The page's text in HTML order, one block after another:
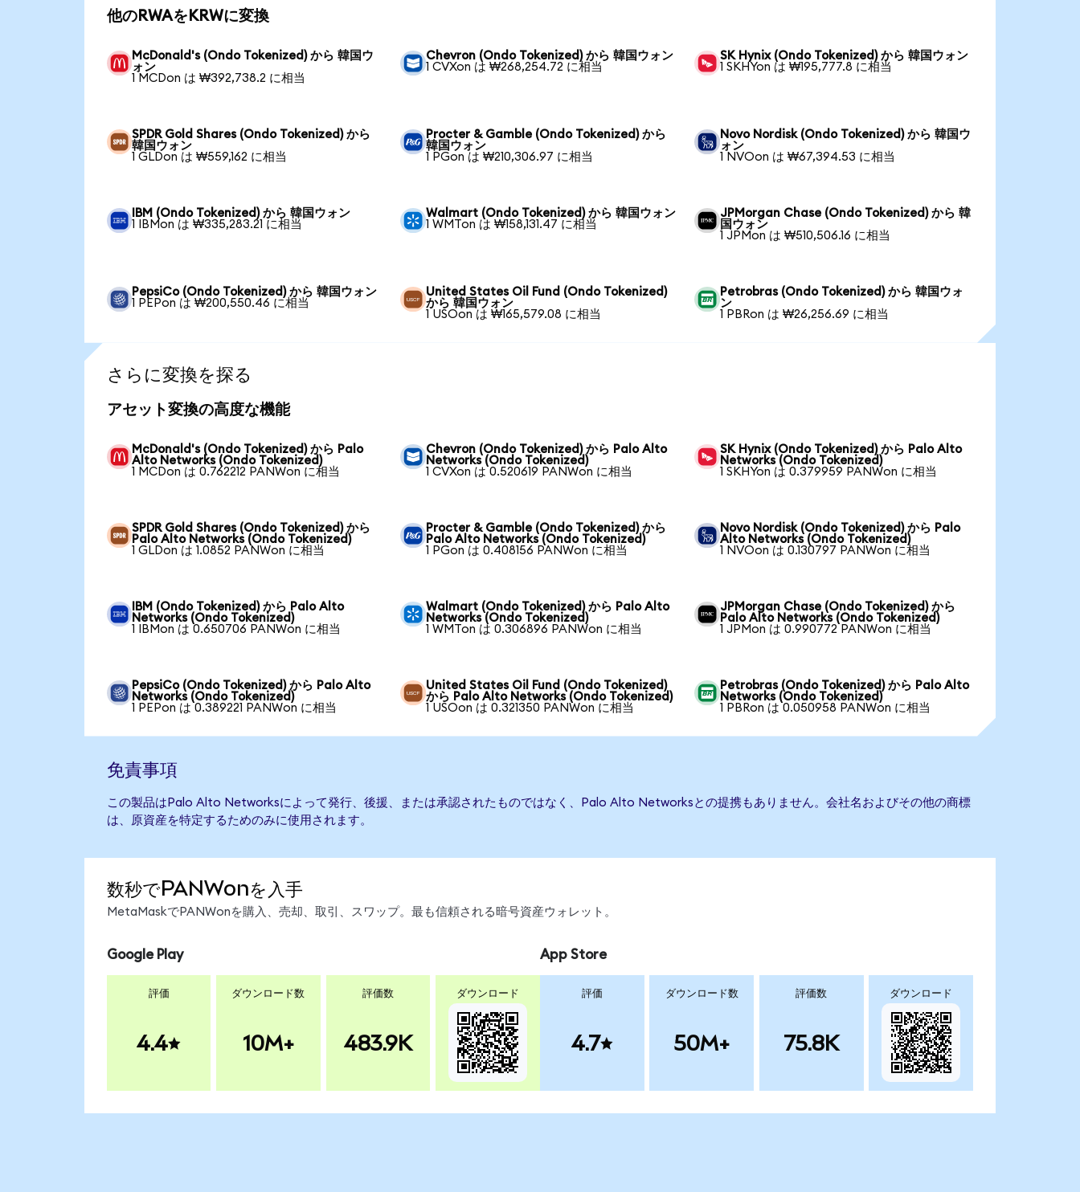
他のRWAをKRWに変換
McDonald's (Ondo Tokenized) から 韓国ウ
ォン
1 MCDon は ₩392,738.2 に相当
Chevron (Ondo Tokenized) から 韓国ウォン
1 CVXon は ₩268,254.72 に相当
SK Hynix (Ondo Tokenized) から 韓国ウォン
1 SKHYon は ₩195,777.8 に相当
SPDR Gold Shares (Ondo Tokenized) から
韓国ウォン
1 GLDon は ₩559,162 に相当
Procter & Gamble (Ondo Tokenized) から
韓国ウォン
1 PGon は ₩210,306.97 に相当
Novo Nordisk (Ondo Tokenized) から 韓国ウ
ォン
1 NVOon は ₩67,394.53 に相当
IBM (Ondo Tokenized) から 韓国ウォン
1 IBMon は ₩335,283.21 に相当
Walmart (Ondo Tokenized) から 韓国ウォン
1 WMTon は ₩158,131.47 に相当
JPMorgan Chase (Ondo Tokenized) から 韓
国ウォン
1 JPMon は ₩510,506.16 に相当
PepsiCo (Ondo Tokenized) から 韓国ウォン
1 PEPon は ₩200,550.46 に相当
United States Oil Fund (Ondo Tokenized)
から 韓国ウォン
1 USOon は ₩165,579.08 に相当
Petrobras (Ondo Tokenized) から 韓国ウォ
ン
1 PBRon は ₩26,256.69 に相当
さらに変換を探る
アセット変換の高度な機能
McDonald's (Ondo Tokenized) から Palo
Alto Networks (Ondo Tokenized)
1 MCDon は 0.762212 PANWon に相当
Chevron (Ondo Tokenized) から Palo Alto
Networks (Ondo Tokenized)
1 CVXon は 0.520619 PANWon に相当
SK Hynix (Ondo Tokenized) から Palo Alto
Networks (Ondo Tokenized)
1 SKHYon は 0.379959 PANWon に相当
SPDR Gold Shares (Ondo Tokenized) から
Palo Alto Networks (Ondo Tokenized)
1 GLDon は 1.0852 PANWon に相当
Procter & Gamble (Ondo Tokenized) から
Palo Alto Networks (Ondo Tokenized)
1 PGon は 0.408156 PANWon に相当
Novo Nordisk (Ondo Tokenized) から Palo
Alto Networks (Ondo Tokenized)
1 NVOon は 0.130797 PANWon に相当
IBM (Ondo Tokenized) から Palo Alto
Networks (Ondo Tokenized)
1 IBMon は 0.650706 PANWon に相当
Walmart (Ondo Tokenized) から Palo Alto
Networks (Ondo Tokenized)
1 WMTon は 0.306896 PANWon に相当
JPMorgan Chase (Ondo Tokenized) から
Palo Alto Networks (Ondo Tokenized)
1 JPMon は 0.990772 PANWon に相当
PepsiCo (Ondo Tokenized) から Palo Alto
Networks (Ondo Tokenized)
1 PEPon は 0.389221 PANWon に相当
United States Oil Fund (Ondo Tokenized)
から Palo Alto Networks (Ondo Tokenized)
1 USOon は 0.321350 PANWon に相当
Petrobras (Ondo Tokenized) から Palo Alto
Networks (Ondo Tokenized)
1 PBRon は 0.050958 PANWon に相当
免責事項
この製品はPalo Alto Networksによって発行、後援、または承認されたものではなく、Palo Alto Networksとの提携もありません。会社名およびその他の商標
は、原資産を特定するためのみに使用されます。
数秒でPANWonを入手
MetaMaskでPANWonを購入、売却、取引、スワップ。最も信頼される暗号資産ウォレット。
Google Play
評価
4.4
ダウンロード数
10M+
評価数
483.9K
ダウンロード
App Store
評価
4.7
ダウンロード数
50M+
評価数
75.8K
ダウンロード